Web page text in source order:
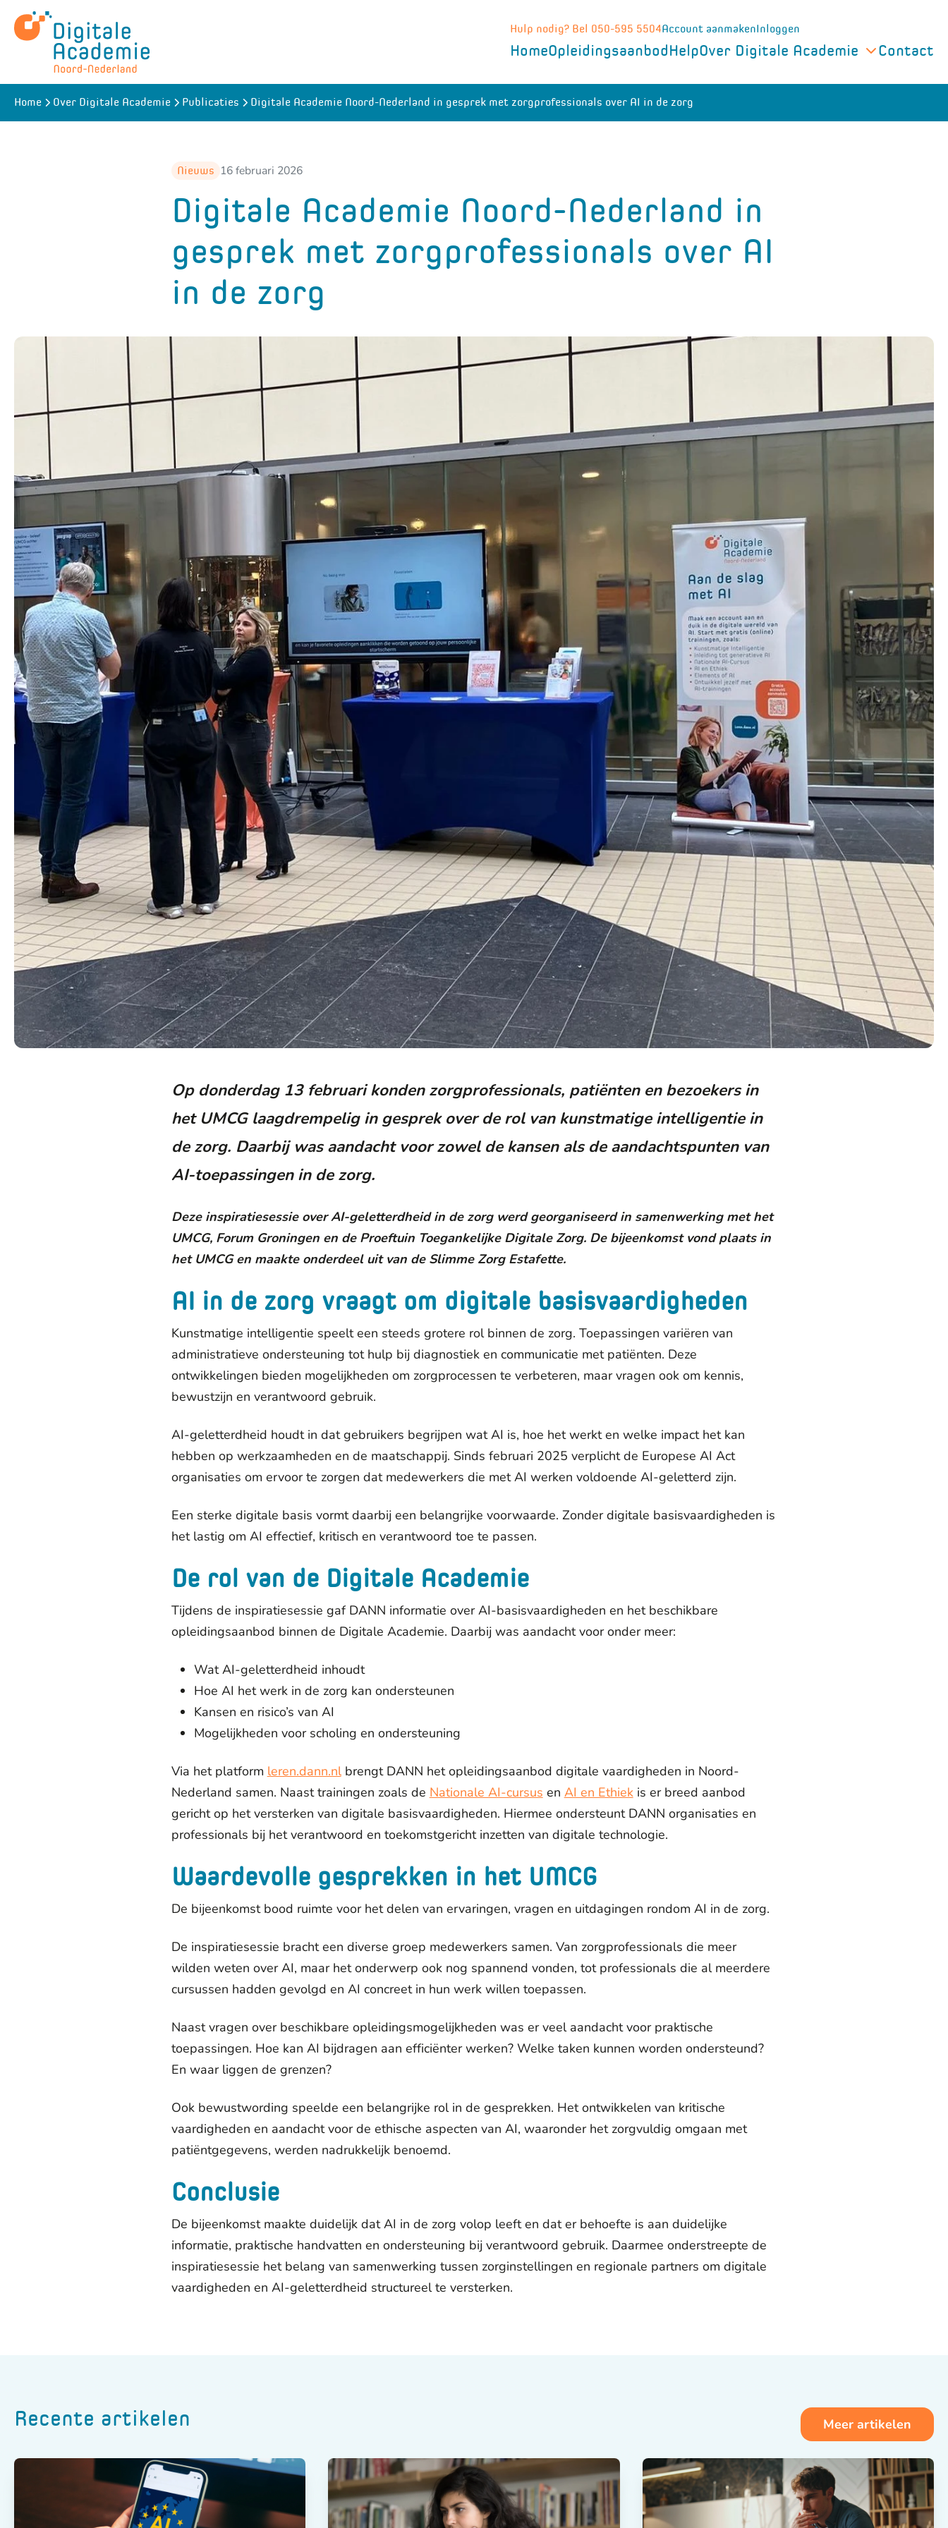
Naar
hoofdinhoud
Hulp nodig? Bel 050-595 5504Account aanmakenInloggen
HomeOpleidingsaanbodHelpOver Digitale Academie Contact
Home Over Digitale Academie Publicaties Digitale Academie Noord-Nederland in gesprek met zorgprofessionals over AI in de zorg
Nieuws 16 februari 2026
Digitale Academie Noord-Nederland in
gesprek met zorgprofessionals over AI
in de zorg
Op donderdag 13 februari konden zorgprofessionals, patiënten en bezoekers in
het UMCG laagdrempelig in gesprek over de rol van kunstmatige intelligentie in
de zorg. Daarbij was aandacht voor zowel de kansen als de aandachtspunten van
AI-toepassingen in de zorg.
Deze inspiratiesessie over AI-geletterdheid in de zorg werd georganiseerd in samenwerking met het
UMCG, Forum Groningen en de Proeftuin Toegankelijke Digitale Zorg. De bijeenkomst vond plaats in
het UMCG en maakte onderdeel uit van de Slimme Zorg Estafette.
AI in de zorg vraagt om digitale basisvaardigheden
Kunstmatige intelligentie speelt een steeds grotere rol binnen de zorg. Toepassingen variëren van
administratieve ondersteuning tot hulp bij diagnostiek en communicatie met patiënten. Deze
ontwikkelingen bieden mogelijkheden om zorgprocessen te verbeteren, maar vragen ook om kennis,
bewustzijn en verantwoord gebruik.
AI-geletterdheid houdt in dat gebruikers begrijpen wat AI is, hoe het werkt en welke impact het kan
hebben op werkzaamheden en de maatschappij. Sinds februari 2025 verplicht de Europese AI Act
organisaties om ervoor te zorgen dat medewerkers die met AI werken voldoende AI-geletterd zijn.
Een sterke digitale basis vormt daarbij een belangrijke voorwaarde. Zonder digitale basisvaardigheden is
het lastig om AI effectief, kritisch en verantwoord toe te passen.
De rol van de Digitale Academie
Tijdens de inspiratiesessie gaf DANN informatie over AI-basisvaardigheden en het beschikbare
opleidingsaanbod binnen de Digitale Academie. Daarbij was aandacht voor onder meer:
Wat AI-geletterdheid inhoudt
Hoe AI het werk in de zorg kan ondersteunen
Kansen en risico’s van AI
Mogelijkheden voor scholing en ondersteuning
Via het platform leren.dann.nlbrengt DANN het opleidingsaanbod digitale vaardigheden in Noord-
Nederland samen. Naast trainingen zoals de Nationale AI-cursus en AI en Ethiekis er breed aanbod
gericht op het versterken van digitale basisvaardigheden. Hiermee ondersteunt DANN organisaties en
professionals bij het verantwoord en toekomstgericht inzetten van digitale technologie.
Waardevolle gesprekken in het UMCG
De bijeenkomst bood ruimte voor het delen van ervaringen, vragen en uitdagingen rondom AI in de zorg.
De inspiratiesessie bracht een diverse groep medewerkers samen. Van zorgprofessionals die meer
wilden weten over AI, maar het onderwerp ook nog spannend vonden, tot professionals die al meerdere
cursussen hadden gevolgd en AI concreet in hun werk willen toepassen.
Naast vragen over beschikbare opleidingsmogelijkheden was er veel aandacht voor praktische
toepassingen. Hoe kan AI bijdragen aan efficiënter werken? Welke taken kunnen worden ondersteund?
En waar liggen de grenzen?
Ook bewustwording speelde een belangrijke rol in de gesprekken. Het ontwikkelen van kritische
vaardigheden en aandacht voor de ethische aspecten van AI, waaronder het zorgvuldig omgaan met
patiëntgegevens, werden nadrukkelijk benoemd.
Conclusie
De bijeenkomst maakte duidelijk dat AI in de zorg volop leeft en dat er behoefte is aan duidelijke
informatie, praktische handvatten en ondersteuning bij verantwoord gebruik. Daarmee onderstreepte de
inspiratiesessie het belang van samenwerking tussen zorginstellingen en regionale partners om digitale
vaardigheden en AI-geletterdheid structureel te versterken.
Recente artikelen Meer artikelen